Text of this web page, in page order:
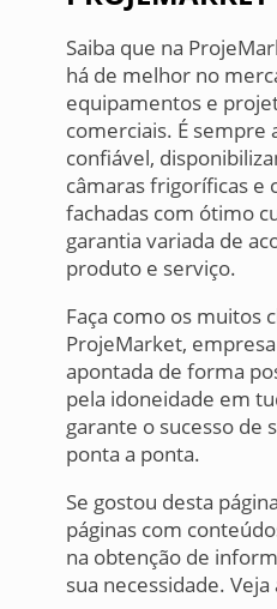
Saiba que na
há de melhor no
equipamentos e
comerciais. É sempre
confiável,
câmaras frigoríficas e
fachadas com ótimo
garantia variada de
produto e serviço.
Faça como os muitos
ProjeMarket,
apontada de forma
pela idoneidade em
garante o sucesso de
ponta a ponta.
Se gostou desta
páginas com
na obtenção de
sua necessidade. Veja